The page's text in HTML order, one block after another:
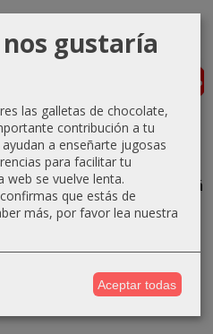
Agotado
D&D
Campaign
Case:
Creatures
58,46 €
-5 %
Tierras más
Brujaluz
37,99 €
39,99 €
gustaría
las galletas de chocolate,
contribución a tu
a enseñarte jugosas
para facilitar tu
web se vuelve lenta.
que estás de
más, por favor lea nuestra
Aceptar todas